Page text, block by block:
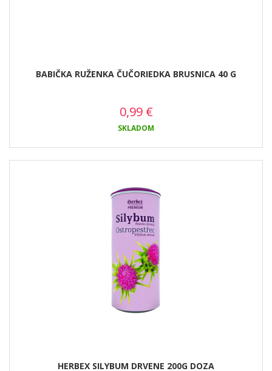
BABIČKA RUŽENKA ČUČORIEDKA BRUSNICA 40 G
0,99 €
SKLADOM
HERBEX SILYBUM DRVENE 200G DOZA